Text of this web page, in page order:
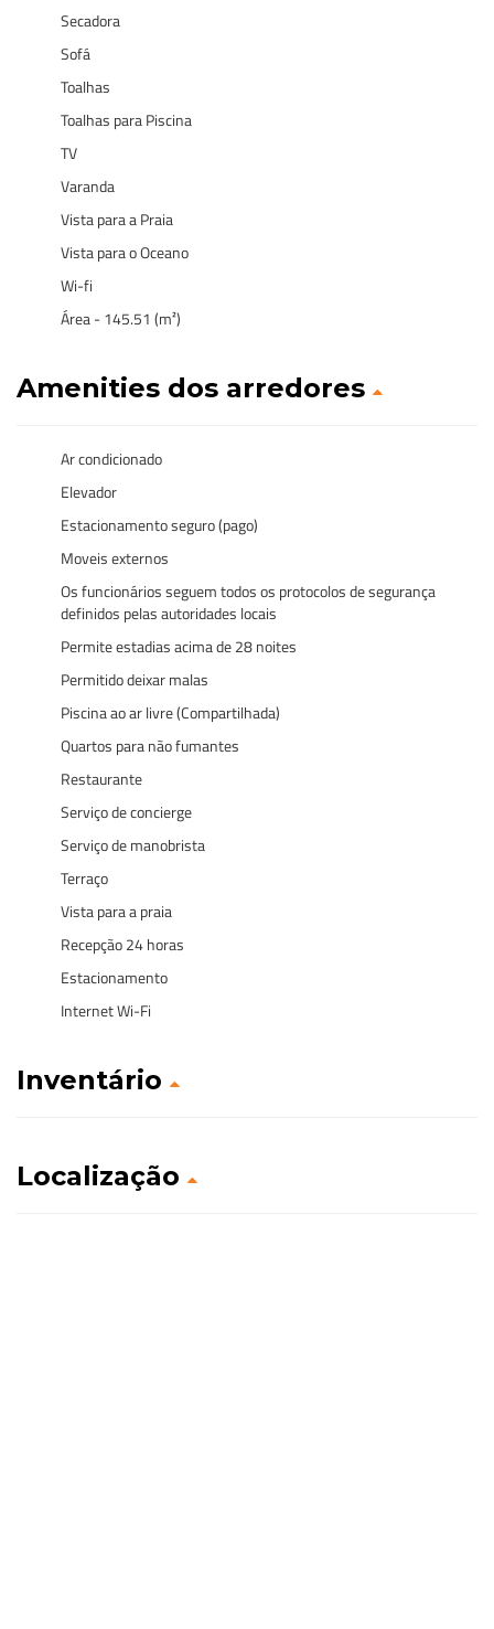
Secadora
Sofá
Toalhas
Toalhas para Piscina
TV
Varanda
Vista para a Praia
Vista para o Oceano
Wi-fi
Área - 145.51 (m²)
Amenities dos arredores
Ar condicionado
Elevador
Estacionamento seguro (pago)
Moveis externos
Os funcionários seguem todos os protocolos de segurança
definidos pelas autoridades locais
Permite estadias acima de 28 noites
Permitido deixar malas
Piscina ao ar livre (Compartilhada)
Quartos para não fumantes
Restaurante
Serviço de concierge
Serviço de manobrista
Terraço
Vista para a praia
Recepção 24 horas
Estacionamento
Internet Wi-Fi
Inventário
Localização